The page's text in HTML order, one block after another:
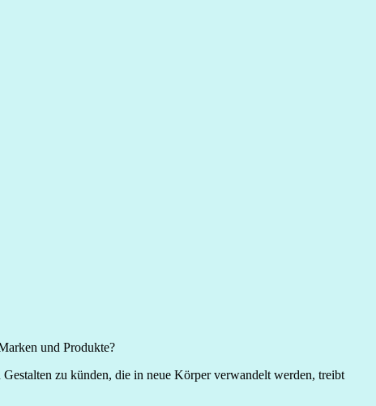
und Produkte?
zu künden, die in neue Körper verwandelt werden, treibt